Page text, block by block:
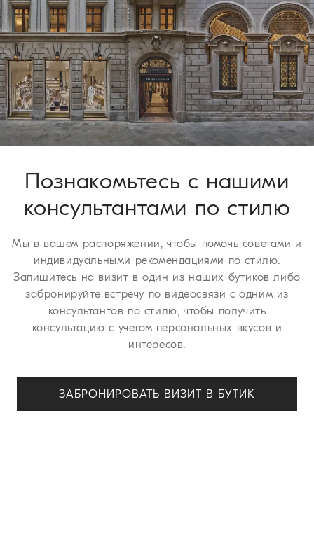
доставка по всему миру осуществляется с понедельника по
пятницу, обычно в течение 5 рабочих дней. Для получения
более подробной информации о сроках доставки
ознакомьтесь со страницейДоставка.
Процедура возврата
У вас есть 30 дней для осуществления возврата или обмена
изделия. Мы рады предложить эти услуги бесплатно всем
нашим клиентам. Для получения более подробной
информации о сроках доставки ознакомьтесь с разделом
страницы Процедура возврата
Познакомьтесь с нашими
консультантами по стилю
Мы в вашем распоряжении, чтобы помочь советами и
индивидуальными рекомендациями по стилю.
Запишитесь на визит в один из наших бутиков либо
забронируйте встречу по видеосвязи с одним из
консультантов по стилю, чтобы получить
консультацию с учетом персональных вкусов и
интересов.
ЗАБРОНИРОВАТЬ ВИЗИТ В БУТИК